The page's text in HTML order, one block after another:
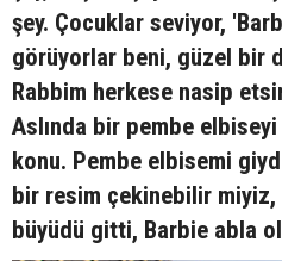
şey. Çocuklar seviyor,
görüyorlar beni, güzel bir
Rabbim herkese nasip
Aslında bir pembe
konu. Pembe elbisemi
bir resim çekinebilir miyiz,
büyüdü gitti, Barbie abla